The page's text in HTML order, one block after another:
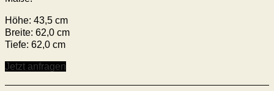
Höhe: 43,5 cm
Breite: 62,0 cm
Tiefe: 62,0 cm
Jetzt anfragen